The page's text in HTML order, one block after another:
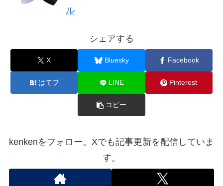
ル
シェアする
X Bluesky Facebook
はてブ LINE Pinterest
コピー
kenkenをフォロー。Xでも記事更新を配信していま
す。